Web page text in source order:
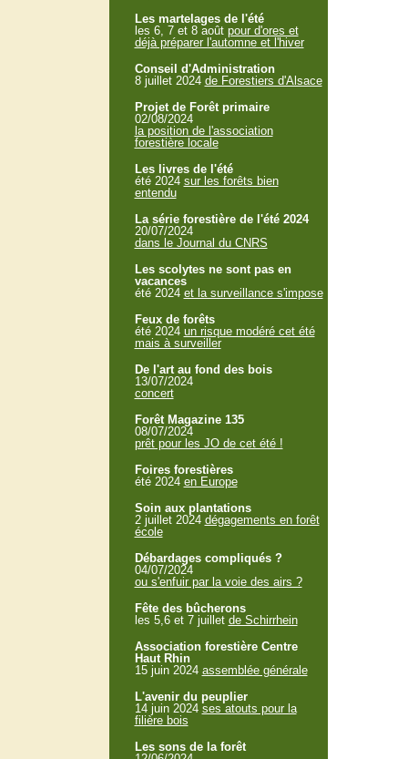
Les martelages de l'été
les 6, 7 et 8 août pour d'ores et
déjà préparer l'automne et l'hiver
Conseil d'Administration
8 juillet 2024 de Forestiers d'Alsace
Projet de Forêt primaire
02/08/2024
la position de l'association
forestière locale
Les livres de l'été
été 2024 sur les forêts bien
entendu
La série forestière de l'été 2024
20/07/2024
dans le Journal du CNRS
Les scolytes ne sont pas en
vacances
été 2024 et la surveillance s'impose
Feux de forêts
été 2024 un risque modéré cet été
mais à surveiller
De l'art au fond des bois
13/07/2024
concert
Forêt Magazine 135
08/07/2024
prêt pour les JO de cet été !
Foires forestières
été 2024 en Europe
Soin aux plantations
2 juillet 2024 dégagements en forêt
école
Débardages compliqués ?
04/07/2024
ou s'enfuir par la voie des airs ?
Fête des bûcherons
les 5,6 et 7 juillet de Schirrhein
Association forestière Centre
Haut Rhin
15 juin 2024 assemblée générale
L'avenir du peuplier
14 juin 2024 ses atouts pour la
filière bois
Les sons de la forêt